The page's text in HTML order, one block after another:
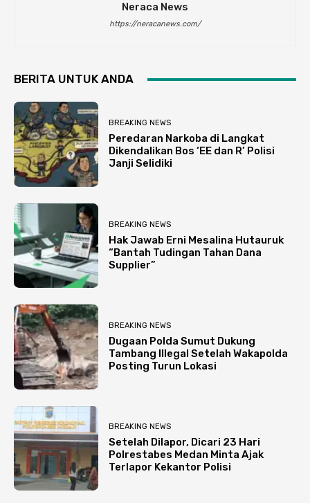
Neraca News
https://neracanews.com/
BERITA UNTUK ANDA
BREAKING NEWS
Peredaran Narkoba di Langkat
Dikendalikan Bos ‘EE dan R’ Polisi
Janji Selidiki
BREAKING NEWS
Hak Jawab Erni Mesalina Hutauruk
“Bantah Tudingan Tahan Dana
Supplier”
BREAKING NEWS
Dugaan Polda Sumut Dukung
Tambang Illegal Setelah Wakapolda
Posting Turun Lokasi
BREAKING NEWS
Setelah Dilapor, Dicari 23 Hari
Polrestabes Medan Minta Ajak
Terlapor Kekantor Polisi